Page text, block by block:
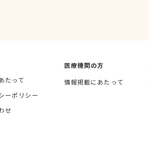
たって
ーポリシー
せ
医療機関の方
情報掲載にあたって